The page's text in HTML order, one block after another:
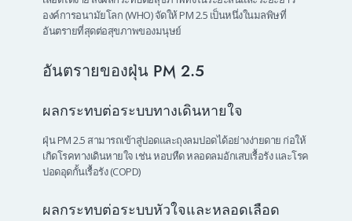
องค์การอนามัยโลก (WHO) จัดให้ PM 2.5 เป็นหนึ่งในมลพิษที่
อันตรายที่สุดต่อสุขภาพของมนุษย์
อันตรายของฝุ่น PM 2.5
ผลกระทบต่อระบบทางเดินหายใจ
ฝุ่น PM 2.5 สามารถเข้าสู่ปอดและถุงลมปอดได้อย่างง่ายดาย ก่อให้
เกิดโรคทางเดินหายใจ เช่น หอบหืด หลอดลมอักเสบเรื้อรัง และโรค
ปอดอุดกั้นเรื้อรัง (COPD)
ผลกระทบต่อระบบหัวใจและหลอดเลือด